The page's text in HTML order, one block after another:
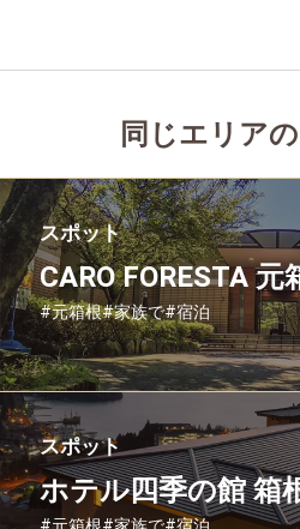
同じエリア
スポット
CARO FORESTA 元
#元箱根#家族で#宿泊
スポット
ホテル四季の館 箱
#元箱根#家族で#宿泊